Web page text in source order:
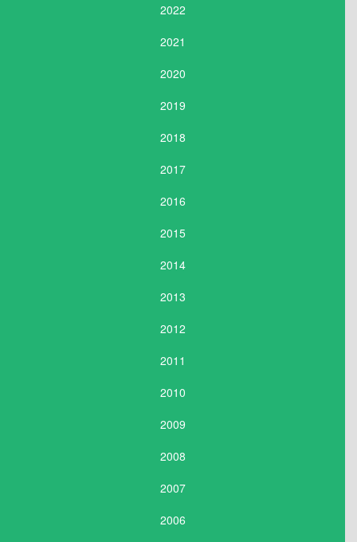
2022
2021
2020
2019
2018
2017
2016
2015
2014
2013
2012
2011
2010
2009
2008
2007
2006